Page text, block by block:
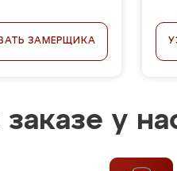
ЗАМЕРЩИКА
у